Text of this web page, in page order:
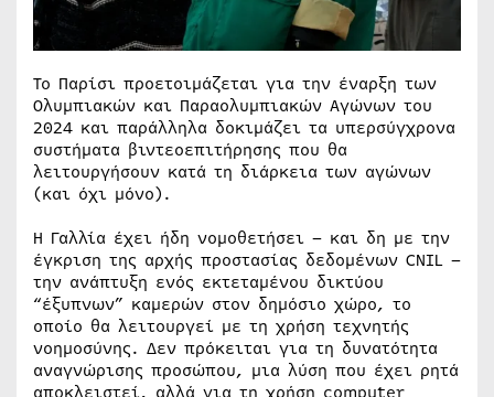
Το Παρίσι προετοιμάζεται για την έναρξη των
Ολυμπιακών και Παραολυμπιακών Αγώνων του
2024 και παράλληλα δοκιμάζει τα υπερσύγχρονα
συστήματα βιντεοεπιτήρησης που θα
λειτουργήσουν κατά τη διάρκεια των αγώνων
(και όχι μόνο).
Η Γαλλία έχει ήδη νομοθετήσει – και δη με την
έγκριση της αρχής προστασίας δεδομένων CNIL –
την ανάπτυξη ενός εκτεταμένου δικτύου
“έξυπνων” καμερών στον δημόσιο χώρο, το
οποίο θα λειτουργεί με τη χρήση τεχνητής
νοημοσύνης. Δεν πρόκειται για τη δυνατότητα
αναγνώρισης προσώπου, μια λύση που έχει ρητά